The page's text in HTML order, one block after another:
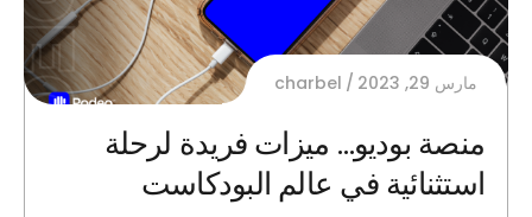
مارس 29, 2023 charbel
منصة بوديو… ميزات فريدة لرحلة
استثنائية في عالم البودكاست